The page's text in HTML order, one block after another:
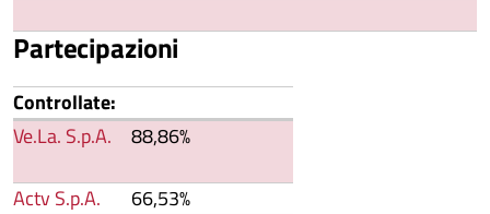
Partecipazioni
Controllate:
Ve.La. S.p.A.
88,86%
Actv S.p.A.
66,53%